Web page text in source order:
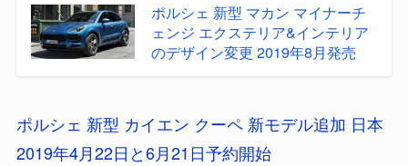
ポルシェ 新型 マカン マイナーチ
ェンジ エクステリア&インテリア
のデザイン変更 2019年8月発売
ポルシェ 新型 カイエン クーペ 新モデル追加 日本
2019年4月22日と6月21日予約開始